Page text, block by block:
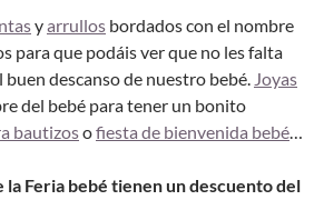
yarrullos bordados con el nombre
para que podáis ver que no les falta
descanso de nuestro bebé. Joyas
del bebé para tener un bonito
bautizosofiesta de bienvenida bebé…
la Feria bebé tienen un descuento del